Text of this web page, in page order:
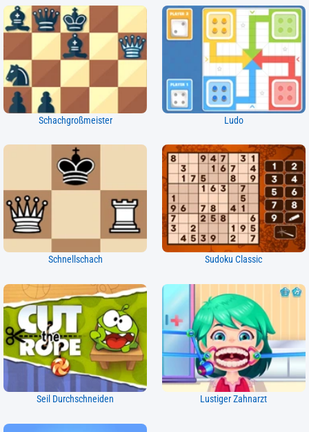
Schachgroßmeister Ludo
Schnellschach Sudoku Classic
Seil Durchschneiden Lustiger Zahnarzt